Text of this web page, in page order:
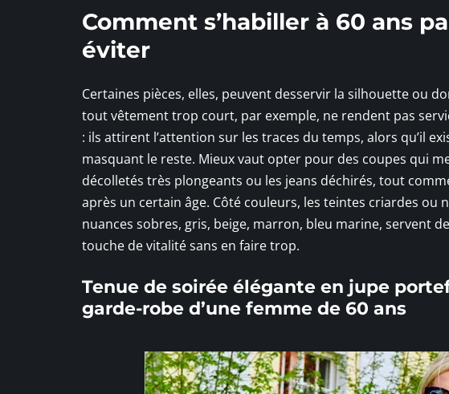
Comment s’habiller à 60 ans
éviter
Certaines pièces, elles, peuvent desservir la silhouette ou
tout vêtement trop court, par exemple, ne rendent pas
: ils attirent l’attention sur les traces du temps, alors qu’il
masquant le reste. Mieux vaut opter pour des coupes qui
décolletés très plongeants ou les jeans déchirés, tout
après un certain âge. Côté couleurs, les teintes criardes ou
nuances sobres, gris, beige, marron, bleu marine, servent
touche de vitalité sans en faire trop.
Tenue de soirée élégante en jupe
garde-robe d’une femme de 60 ans